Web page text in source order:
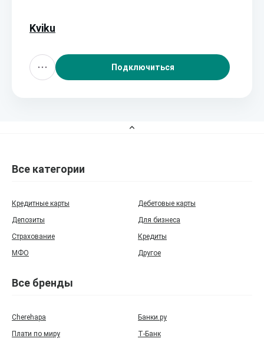
Kviku
Подключиться
Все категории
Кредитные карты
Дебетовые карты
Депозиты
Для бизнеса
Страхование
Кредиты
МФО
Другое
Все бренды
Cherehapa
Банки.ру
Плати по миру
Т‑Банк